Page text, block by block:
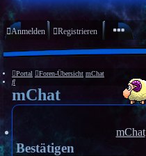
Anmelden Registrieren
Portal Foren-Übersicht mChat
Suche
mChat
mChat
Bestätigen